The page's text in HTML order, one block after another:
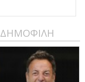
ΔΗΜΟΦΙΛΗ